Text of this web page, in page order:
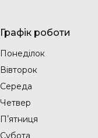
Графік роботи
Понеділок
Вівторок
Середа
Четвер
Пʼятниця
Субота